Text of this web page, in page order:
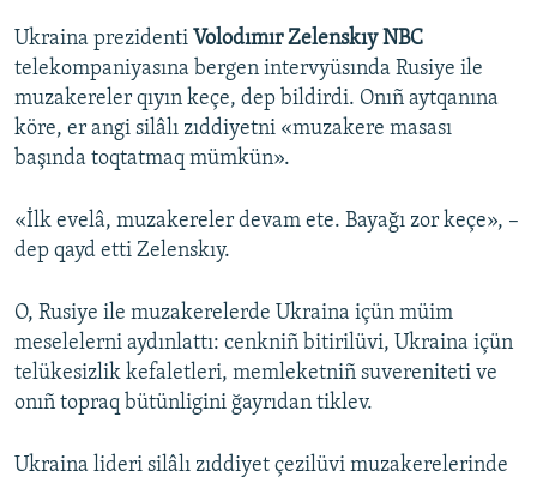
RFE/RS bütün saytları
Ukraina prezidenti Volodımır Zelenskıy NBC
telekompaniyasına bergen intervyüsında Rusiye ile
muzakereler qıyın keçe, dep bildirdi. Onıñ aytqanına
köre, er angi silâlı zıddiyetni «muzakere masası
başında toqtatmaq mümkün».
«İlk evelâ, muzakereler devam ete. Bayağı zor keçe», –
dep qayd etti Zelenskıy.
O, Rusiye ile muzakerelerde Ukraina içün müim
meselelerni aydınlattı: cenkniñ bitirilüvi, Ukraina içün
telükesizlik kefaletleri, memleketniñ suvereniteti ve
onıñ topraq bütünligini ğayrıdan tiklev.
Ukraina lideri silâlı zıddiyet çezilüvi muzakerelerinde